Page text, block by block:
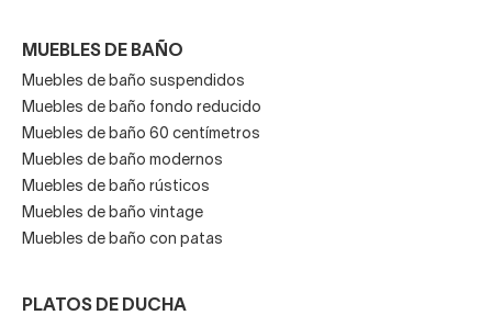
MUEBLES DE BAÑO
Muebles de baño suspendidos
Muebles de baño fondo reducido
Muebles de baño 60 centímetros
Muebles de baño modernos
Muebles de baño rústicos
Muebles de baño vintage
Muebles de baño con patas
PLATOS DE DUCHA